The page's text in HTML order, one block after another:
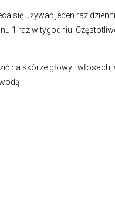
się używać jeden raz
1 raz w tygodniu.
na skórze głowy i